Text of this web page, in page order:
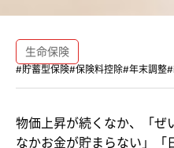
生命保険
#貯蓄型保険#保険料控除#年末調整
物価上昇が続くなか、「ぜ
なかお金が貯まらない」「